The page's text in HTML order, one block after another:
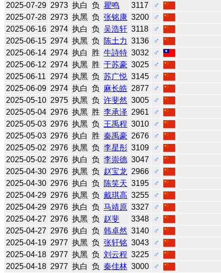
2025-07-29 2973 执白 负 瞿鸣 3117
♂
2025-07-28 2973 执黑 负 张铭康 3200
♂
2025-06-16 2974 执白 负 吴浩轩 3118
♂
2025-06-15 2974 执黑 负 陈土力 3136
♂
2025-06-14 2974 执白 胜 牛詩特 3032
♂
2025-06-12 2974 执黑 胜 于苏豪 3025
♂
2025-06-11
2974 执黑 负 苏广悦 3145
♂
2025-06-09 2974 执白 负 麻长皓 2877
♂
2025-05-10 2975 执黑 负 许斐然 3005
♂
2025-05-04 2976 执黑 胜 李承泽 2961
♂
2025-05-03 2976 执黑 负 王禹程 3010
♂
2025-05-03 2976 执白 胜 秦禹豪 2676
♂
2025-05-02 2976 执黑 负 李星彤 3109
♂
2025-05-02 2976 执白 负 李崇德 3047
♂
2025-04-30 2976 执黑 负 赵宝龙 2966
♂
2025-04-30 2976 执白 负 陈笑天 3195
♂
2025-04-29 2976 执黑 负 戴琪高 3255
♂
2025-04-29 2976 执白 负 马靖原 3327
♂
2025-04-27 2976 执黑 负 赵斐 3348
♂
2025-04-27 2976 执白 负 韩卓然 3140
♂
2025-04-19 2977 执黑 负 张轩铭 3043
♂
2025-04-18 2977 执黑 负 刘云程 3225
♂
2025-04-18 2977 执白 负 秦佳林 3000 ♂